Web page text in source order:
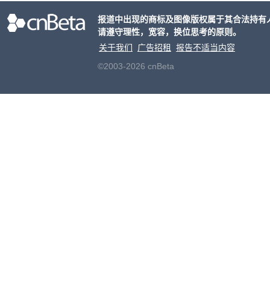
报道中出现的商标及图像版权属于其合法持
请遵守理性，宽容，换位思考的原则。
关于我们
广告招租
报告不适当内容
©2003-2026 cnBeta